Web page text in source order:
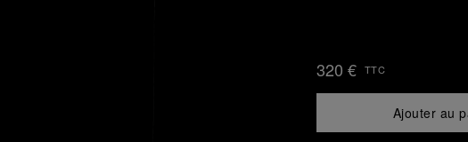
320 € TTC
Ajouter au